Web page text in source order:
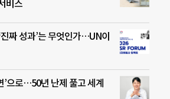
비스
짜 성과’는 무엇인가…UN이
’으로…50년 난제 풀고 세계